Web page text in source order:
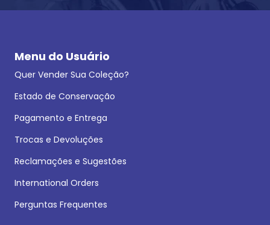
Menu do Usuário
Quer Vender Sua Coleção?
Estado de Conservação
Pagamento e Entrega
Trocas e Devoluções
Reclamações e Sugestões
International Orders
Perguntas Frequentes